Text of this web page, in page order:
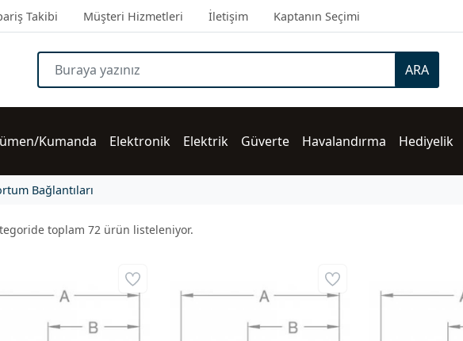
Takibi Müşteri Hizmetleri İletişim Kaptanın Seçimi
ARA
Kumanda Elektronik Elektrik Güverte Havalandırma Hediyelik
Bağlantıları
toplam 72ürün listeleniyor.